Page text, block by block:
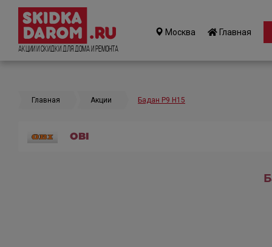
Акции и Скидки для дома и ремонта
Москва Главная
Главная Акции Бадан Р9 H15
OBI